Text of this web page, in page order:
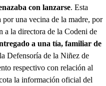
con lanzarse. Esta
una vecina de la madre, por
a la directora de la Codeni de
a una tía, familiar de
Defensoría de la Niñez de
respectivo con relación al
la información oficial del